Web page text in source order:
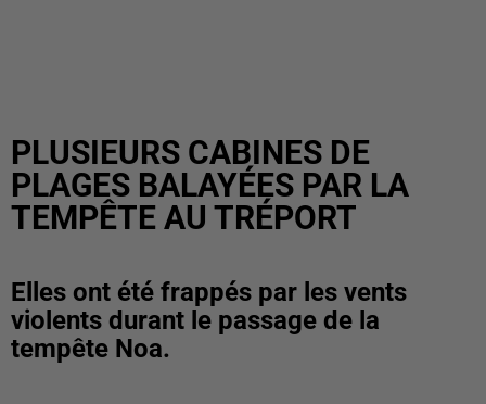
PLUSIEURS CABINES DE
PLAGES BALAYÉES PAR LA
TEMPÊTE AU TRÉPORT
Elles ont été frappés par les vents
violents durant le passage de la
tempête Noa.